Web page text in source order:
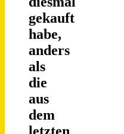
gekauft
habe,
anders
als
die
aus
dem